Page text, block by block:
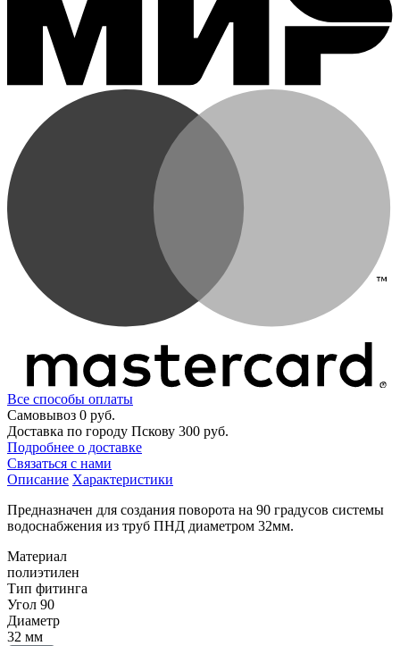
Все способы оплаты
Самовывоз 0 руб.
Доставка по городу Пскову 300 руб.
Подробнее о доставке
Связаться с нами
Описание Характеристики
Предназначен для создания поворота на 90 градусов системы
водоснабжения из труб ПНД диаметром 32мм.
Материал
полиэтилен
Тип фитинга
Угол 90
Диаметр
32 мм